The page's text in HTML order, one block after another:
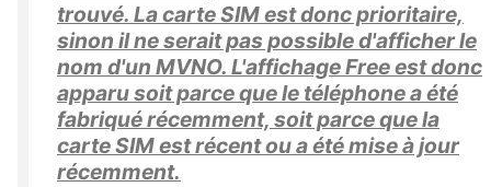
trouvé. La carte SIM est donc prioritaire,
sinon il ne serait pas possible d'afficher le
nom d'un MVNO. L'affichage Free est donc
apparu soit parce que le téléphone a été
fabriqué récemment, soit parce que la
carte SIM est récent ou a été mise à jour
récemment.